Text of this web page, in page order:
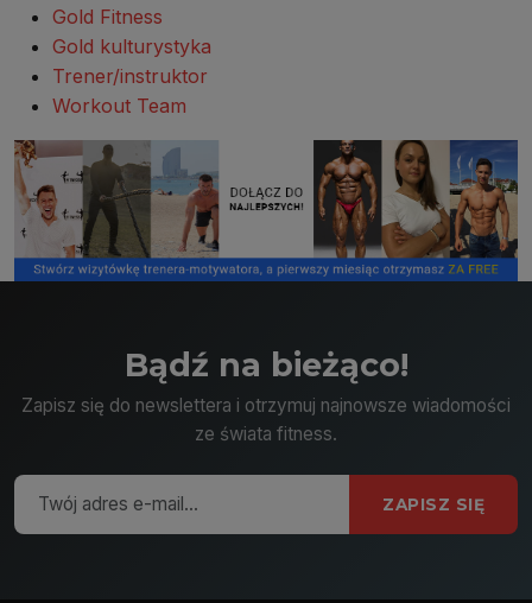
Gold Fitness
Gold kulturystyka
Trener/instruktor
Workout Team
Bądź na bieżąco!
Zapisz się do newslettera i otrzymuj najnowsze wiadomości
ze świata fitness.
ZAPISZ SIĘ